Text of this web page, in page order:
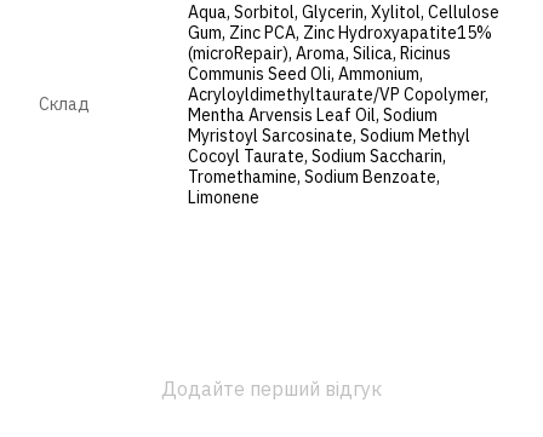
Cклад
Aqua, Sorbitol, Glycerin, Xylitol, Cellulose
Gum, Zinc PCA, Zinc Hydroxyapatite15%
(microRepair), Aroma, Silica, Ricinus
Communis Seed Oli, Ammonium,
Acryloyldimethyltaurate/VP Copolymer,
Mentha Arvensis Leaf Oil, Sodium
Myristoyl Sarcosinate, Sodium Methyl
Cocoyl Taurate, Sodium Saccharin,
Tromethamine, Sodium Benzoate,
Limonene
Додайте перший відгук